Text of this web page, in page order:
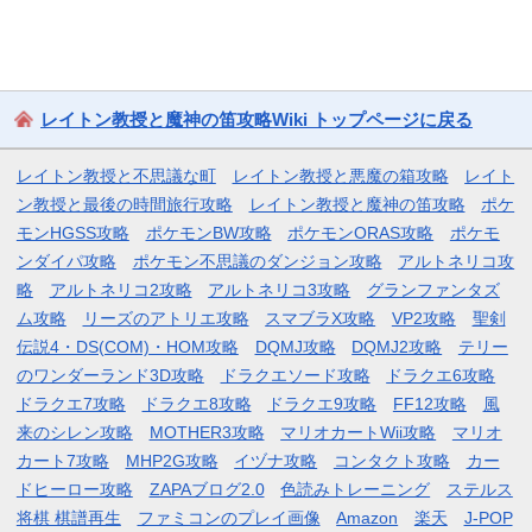
レイトン教授と魔神の笛攻略Wiki トップページに戻る
レイトン教授と不思議な町 レイトン教授と悪魔の箱攻略
レイト
ン教授と最後の時間旅行攻略
レイトン教授と魔神の笛攻略
ポケ
モンHGSS攻略
ポケモンBW攻略 ポケモンORAS攻略
ポケモ
ンダイパ攻略
ポケモン不思議のダンジョン攻略
アルトネリコ攻
略
アルトネリコ2攻略 アルトネリコ3攻略
グランファンタズ
ム攻略
リーズのアトリエ攻略 スマブラX攻略 VP2攻略
聖剣
伝説4・DS(COM)・HOM攻略
DQMJ攻略 DQMJ2攻略
テリー
のワンダーランド3D攻略
ドラクエソード攻略
ドラクエ6攻略
ドラクエ7攻略
ドラクエ8攻略 ドラクエ9攻略 FF12攻略
風
来のシレン攻略
MOTHER3攻略 マリオカートWii攻略
マリオ
カート7攻略
MHP2G攻略 イヅナ攻略 コンタクト攻略
カー
ドヒーロー攻略
ZAPAブログ2.0 色読みトレーニング
ステルス
将棋 棋譜再生
ファミコンのプレイ画像 Amazon 楽天 J-POP